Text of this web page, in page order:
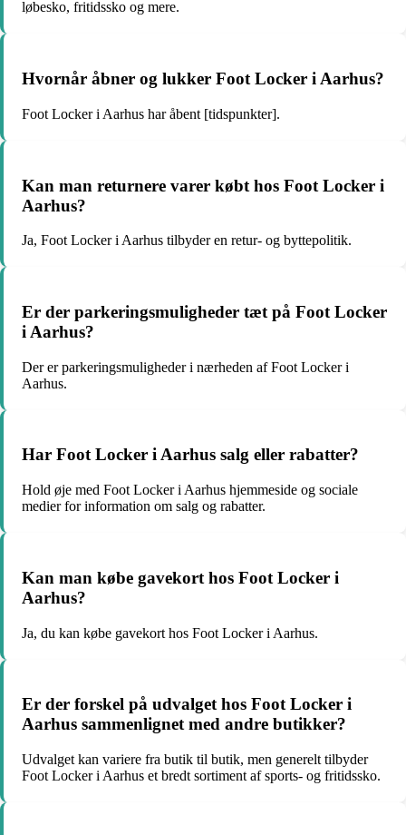
løbesko, fritidssko og mere.
Hvornår åbner og lukker Foot Locker i Aarhus?
Foot Locker i Aarhus har åbent [tidspunkter].
Kan man returnere varer købt hos Foot Locker i
Aarhus?
Ja, Foot Locker i Aarhus tilbyder en retur- og byttepolitik.
Er der parkeringsmuligheder tæt på Foot Locker
i Aarhus?
Der er parkeringsmuligheder i nærheden af Foot Locker i
Aarhus.
Har Foot Locker i Aarhus salg eller rabatter?
Hold øje med Foot Locker i Aarhus hjemmeside og sociale
medier for information om salg og rabatter.
Kan man købe gavekort hos Foot Locker i
Aarhus?
Ja, du kan købe gavekort hos Foot Locker i Aarhus.
Er der forskel på udvalget hos Foot Locker i
Aarhus sammenlignet med andre butikker?
Udvalget kan variere fra butik til butik, men generelt tilbyder
Foot Locker i Aarhus et bredt sortiment af sports- og fritidssko.